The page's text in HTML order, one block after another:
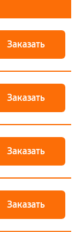
Заказать
Заказать
Заказать
Заказать